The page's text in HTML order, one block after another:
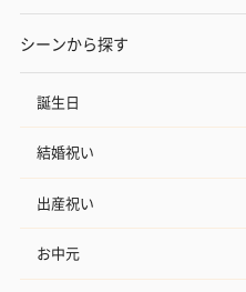
シーンから探す
誕生日
結婚祝い
出産祝い
お中元